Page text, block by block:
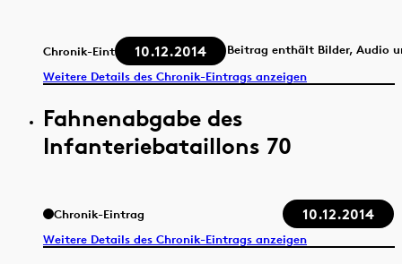
Chronik-Eintrag 10.12.2014
Beitrag enthält Bilder, Audio
Weitere Details des Chronik-Eintrags anzeigen
Fahnenabgabe des
Infanteriebataillons 70
Chronik-Eintrag 10.12.2014
Weitere Details des Chronik-Eintrags anzeigen